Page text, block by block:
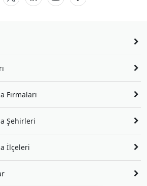
Firmaları
Şehirleri
İlçeleri